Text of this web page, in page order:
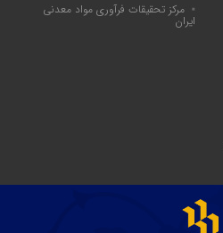
مرکز تحقیقات فرآوری مواد معدنی
ایران